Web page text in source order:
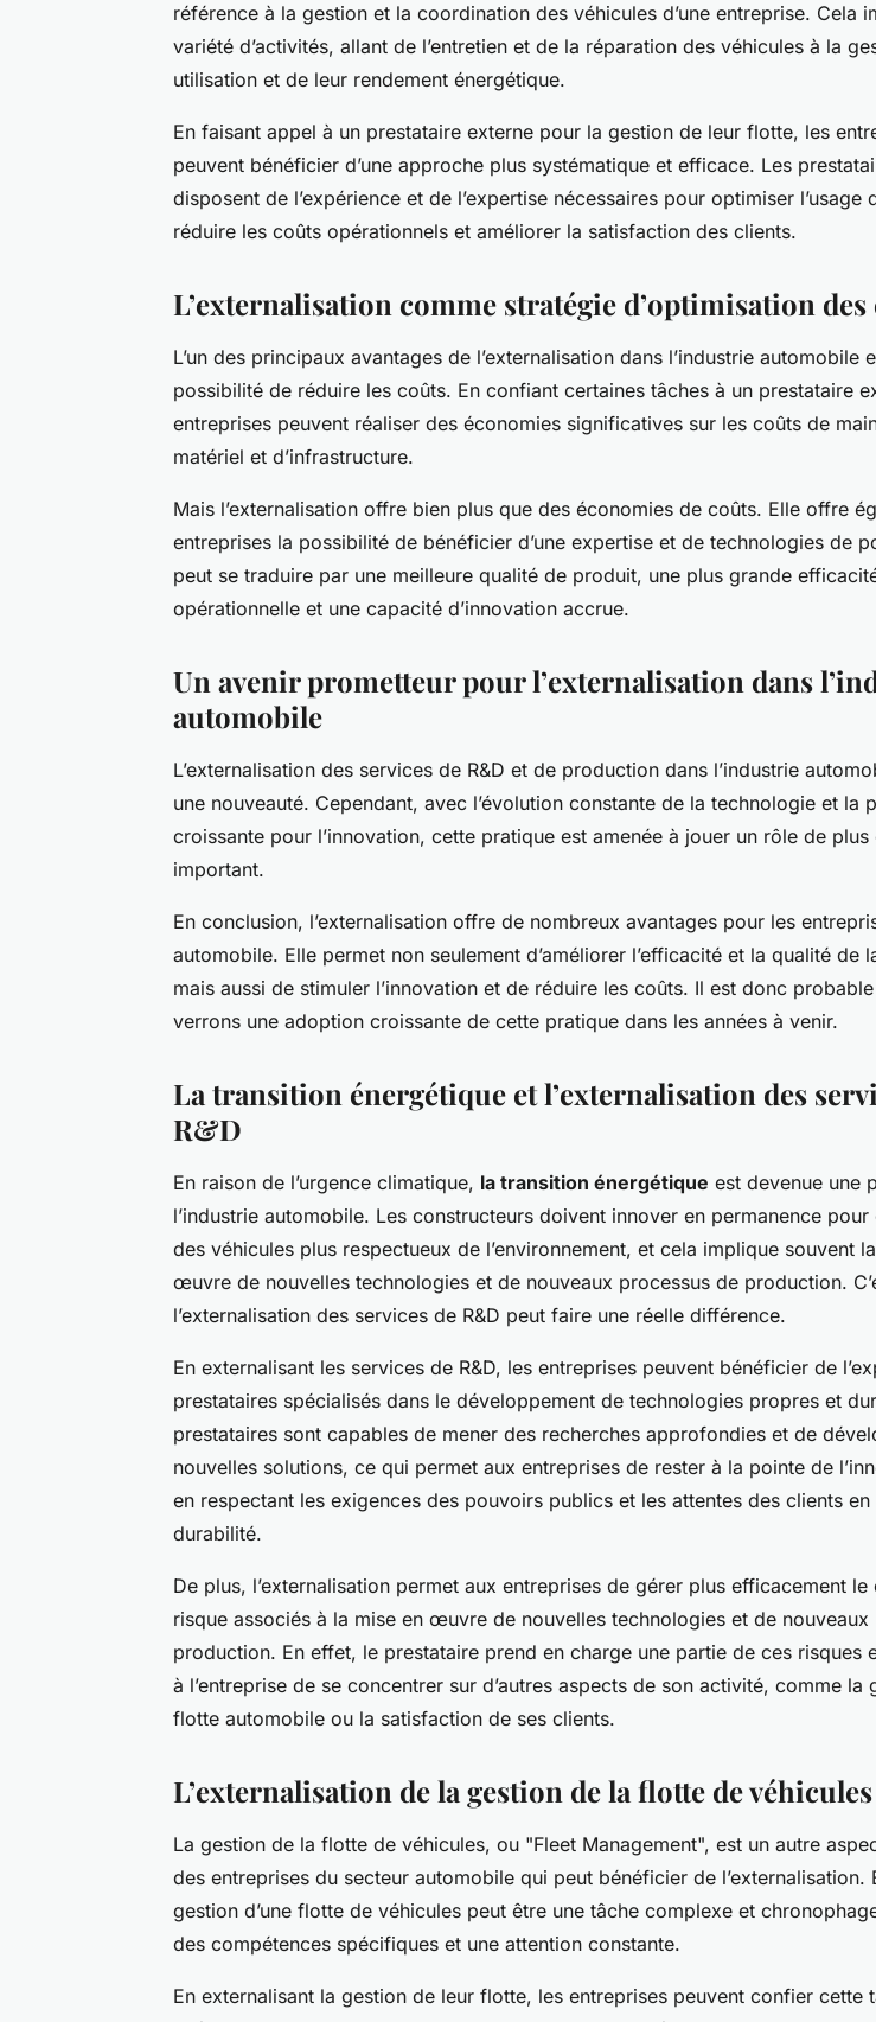
référence à la gestion et la coordination des véhicules d’une entreprise. Cela
variété d’activités, allant de l’entretien et de la réparation des véhicules à la
utilisation et de leur rendement énergétique.
En faisant appel à un prestataire externe pour la gestion de leur flotte, les
peuvent bénéficier d’une approche plus systématique et efficace. Les
disposent de l’expérience et de l’expertise nécessaires pour optimiser l’usage
réduire les coûts opérationnels et améliorer la satisfaction des clients.
L’externalisation comme stratégie d’optimisation des
L’un des principaux avantages de l’externalisation dans l’industrie automobile
possibilité de réduire les coûts. En confiant certaines tâches à un prestataire
entreprises peuvent réaliser des économies significatives sur les coûts de
matériel et d’infrastructure.
Mais l’externalisation offre bien plus que des économies de coûts. Elle offre
entreprises la possibilité de bénéficier d’une expertise et de technologies de
peut se traduire par une meilleure qualité de produit, une plus grande
opérationnelle et une capacité d’innovation accrue.
Un avenir prometteur pour l’externalisation dans
automobile
L’externalisation des services de R&D et de production dans l’industrie
une nouveauté. Cependant, avec l’évolution constante de la technologie et la
croissante pour l’innovation, cette pratique est amenée à jouer un rôle de plus
important.
En conclusion, l’externalisation offre de nombreux avantages pour les
automobile. Elle permet non seulement d’améliorer l’efficacité et la qualité de
mais aussi de stimuler l’innovation et de réduire les coûts. Il est donc
verrons une adoption croissante de cette pratique dans les années à venir.
La transition énergétique et l’externalisation des
R&D
En raison de l’urgence climatique, la transition énergétique est devenue une
l’industrie automobile. Les constructeurs doivent innover en permanence
des véhicules plus respectueux de l’environnement, et cela implique souvent
œuvre de nouvelles technologies et de nouveaux processus de production.
l’externalisation des services de R&D peut faire une réelle différence.
En externalisant les services de R&D, les entreprises peuvent bénéficier de
prestataires spécialisés dans le développement de technologies propres et
prestataires sont capables de mener des recherches approfondies et de
nouvelles solutions, ce qui permet aux entreprises de rester à la pointe de
en respectant les exigences des pouvoirs publics et les attentes des clients
durabilité.
De plus, l’externalisation permet aux entreprises de gérer plus efficacement le
risque associés à la mise en œuvre de nouvelles technologies et de nouveaux
production. En effet, le prestataire prend en charge une partie de ces risques
à l’entreprise de se concentrer sur d’autres aspects de son activité, comme la
flotte automobile ou la satisfaction de ses clients.
L’externalisation de la gestion de la flotte de véhicules
La gestion de la flotte de véhicules, ou "Fleet Management", est un autre
des entreprises du secteur automobile qui peut bénéficier de l’externalisation.
gestion d’une flotte de véhicules peut être une tâche complexe et
des compétences spécifiques et une attention constante.
En externalisant la gestion de leur flotte, les entreprises peuvent confier cette